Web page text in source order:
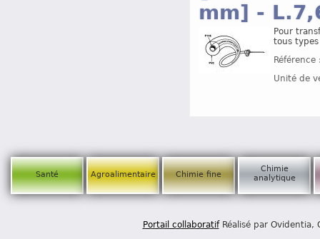
mm] -
Pour
tous
Unité de
Santé Agroalimentaire Chimie fine
Chimie
analytique
Portail collaboratifRéalisé par Ovidentia,